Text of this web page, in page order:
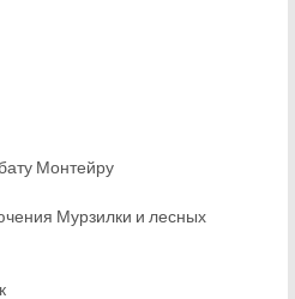
Монтейру
Мурзилки и лесных